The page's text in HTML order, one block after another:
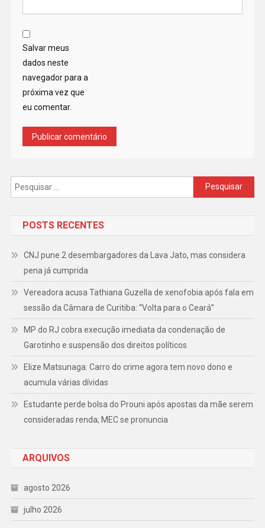
Salvar meus
dados neste
navegador para a
próxima vez que
eu comentar.
Pesquisar
por:
POSTS RECENTES
CNJ pune 2 desembargadores da Lava Jato, mas considera
pena já cumprida
Vereadora acusa Tathiana Guzella de xenofobia após fala em
sessão da Câmara de Curitiba: “Volta para o Ceará”
MP do RJ cobra execução imediata da condenação de
Garotinho e suspensão dos direitos políticos
Elize Matsunaga: Carro do crime agora tem novo dono e
acumula várias dívidas
Estudante perde bolsa do Prouni após apostas da mãe serem
consideradas renda; MEC se pronuncia
ARQUIVOS
agosto 2026
julho 2026